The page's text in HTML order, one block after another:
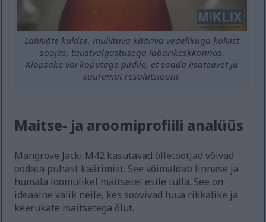
Lähivõte kuldse, mullitava kääriva vedelikuga kolvist
soojas, taustvalgustusega laborikeskkonnas.
Klõpsake või koputage pildile, et saada lisateavet ja
suuremat resolutsiooni.
Maitse- ja aroomiprofiili analüüs
Mangrove Jacki M42 kasutavad õlletootjad võivad
oodata puhast käärimist. See võimaldab linnase ja
humala loomulikel maitsetel esile tulla. See on
ideaalne valik neile, kes soovivad luua rikkalike ja
keerukate maitsetega õlut.